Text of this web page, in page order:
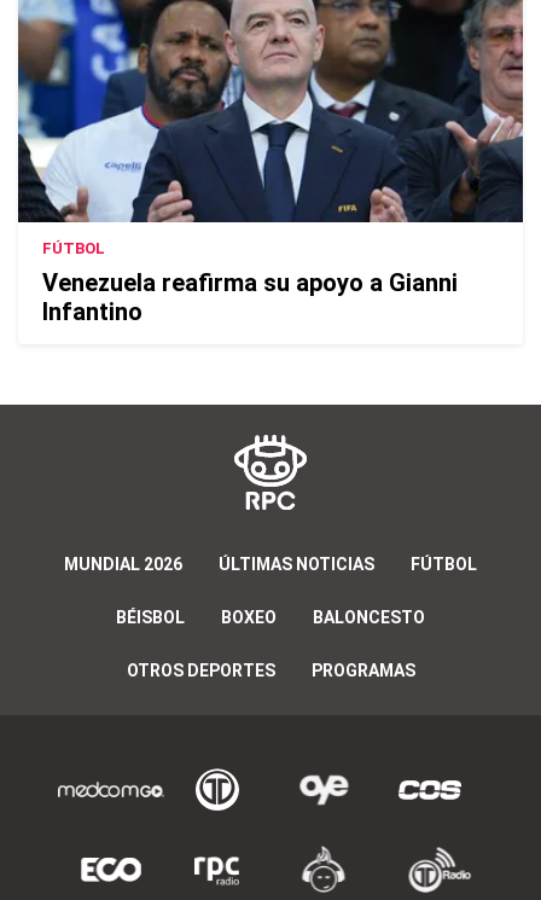
FÚTBOL
Venezuela reafirma su apoyo a Gianni
Infantino
MUNDIAL 2026 ÚLTIMAS NOTICIAS FÚTBOL
BÉISBOL BOXEO BALONCESTO
OTROS DEPORTES PROGRAMAS